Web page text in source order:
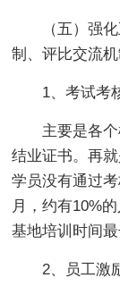
（五）强化
制、评比交流
1、考试考
主要是各个
结业证书。再
学员没有通过
月，约有10%
基地培训时间
2、员工激